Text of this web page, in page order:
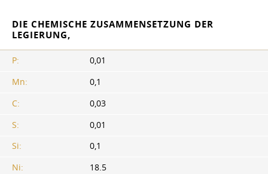
DIE CHEMISCHE ZUSAMMENSETZUNG DER
LEGIERUNG,
P:
0,01
Mn:
0,1
C:
0,03
S:
0,01
Si:
0,1
Ni:
18.5